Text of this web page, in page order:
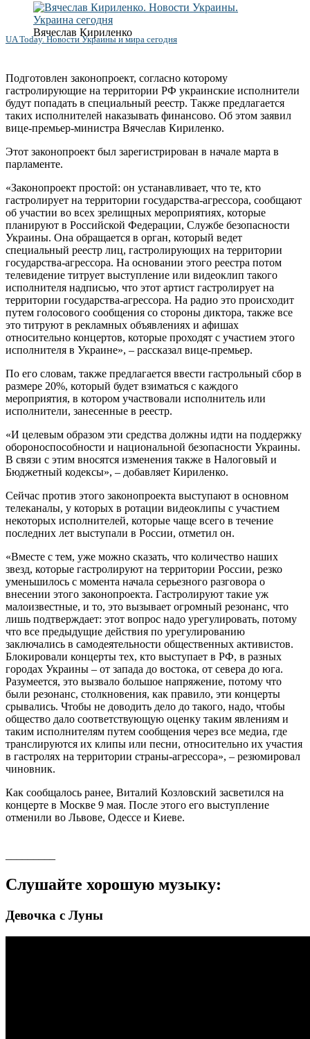
Вячеслав Кириленко
UA Today. Новости Украины и мира сегодня
Подготовлен законопроект, согласно которому
гастролирующие на территории РФ украинские исполнители
будут попадать в специальный реестр. Также предлагается
таких исполнителей наказывать финансово. Об этом заявил
вице-премьер-министра Вячеслав Кириленко.
Этот законопроект был зарегистрирован в начале марта в
парламенте.
«Законопроект простой: он устанавливает, что те, кто
гастролирует на территории государства-агрессора, сообщают
об участии во всех зрелищных мероприятиях, которые
планируют в Российской Федерации, Службе безопасности
Украины. Она обращается в орган, который ведет
специальный реестр лиц, гастролирующих на территории
государства-агрессора. На основании этого реестра потом
телевидение титрует выступление или видеоклип такого
исполнителя надписью, что этот артист гастролирует на
территории государства-агрессора. На радио это происходит
путем голосового сообщения со стороны диктора, также все
это титруют в рекламных объявлениях и афишах
относительно концертов, которые проходят с участием этого
исполнителя в Украине», – рассказал вице-премьер.
По его словам, также предлагается ввести гастрольный сбор в
размере 20%, который будет взиматься с каждого
мероприятия, в котором участвовали исполнитель или
исполнители, занесенные в реестр.
«И целевым образом эти средства должны идти на поддержку
обороноспособности и национальной безопасности Украины.
В связи с этим вносятся изменения также в Налоговый и
Бюджетный кодексы», – добавляет Кириленко.
Сейчас против этого законопроекта выступают в основном
телеканалы, у которых в ротации видеоклипы с участием
некоторых исполнителей, которые чаще всего в течение
последних лет выступали в России, отметил он.
«Вместе с тем, уже можно сказать, что количество наших
звезд, которые гастролируют на территории России, резко
уменьшилось с момента начала серьезного разговора о
внесении этого законопроекта. Гастролируют такие уж
малоизвестные, и то, это вызывает огромный резонанс, что
лишь подтверждает: этот вопрос надо урегулировать, потому
что все предыдущие действия по урегулированию
заключались в самодеятельности общественных активистов.
Блокировали концерты тех, кто выступает в РФ, в разных
городах Украины – от запада до востока, от севера до юга.
Разумеется, это вызвало большое напряжение, потому что
были резонанс, столкновения, как правило, эти концерты
срывались. Чтобы не доводить дело до такого, надо, чтобы
общество дало соответствующую оценку таким явлениям и
таким исполнителям путем сообщения через все медиа, где
транслируются их клипы или песни, относительно их участия
в гастролях на территории страны-агрессора», – резюмировал
чиновник.
Как сообщалось ранее, Виталий Козловский засветился на
концерте в Москве 9 мая. После этого его выступление
отменили во Львове, Одессе и Киеве.
Слушайте хорошую музыку:
Девочка с Луны